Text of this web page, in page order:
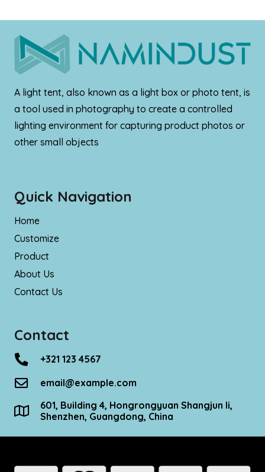
A light tent, also known as a light box or photo tent, is
a tool used in photography to create a controlled
lighting environment for capturing product photos or
other small objects
Quick Navigation
Home
Customize
Product
About Us
Contact Us
Contact
+321 123 4567
email@example.com
601, Building 4, Hongrongyuan Shangjun Ii,
Shenzhen, Guangdong, China